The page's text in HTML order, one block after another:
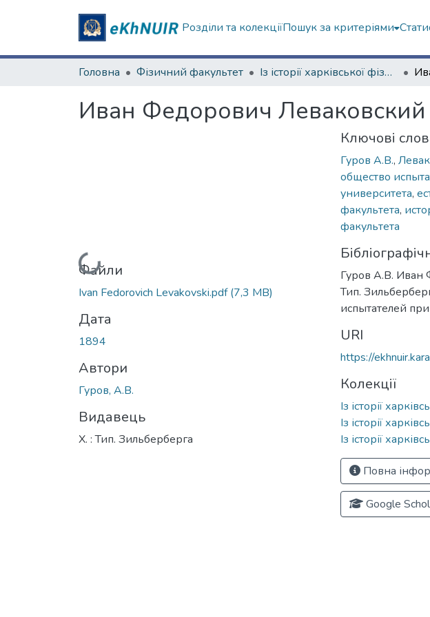
Розділи та колекціїПошук за критеріями
Головна Фізичний факультет Із історії харківської фізичної школи
Иван Федорович Леваковский
Вантажиться...
Файли
Ivan Fedorovich Levakovski.pdf(7,3 MB)
Дата
1894
Автори
Гуров, А.В.
Видавець
Х. : Тип. Зильберберга
Ключові
Гуров А.В.,
общество
университета,
факультета,
факультета
Гуров А.В. Иван
Тип.
испытателей
URI
https://
Колекції
Із історії
Із історії
Із історії
Повна
Google